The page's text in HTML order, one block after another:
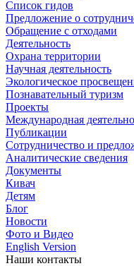
Список гидов
Предложение о
Обращение с отходами
Деятельность
Охрана территории
Научная деятельность
Экологическое
Познавательный туризм
Проекты
Международная
Публикации
Сотрудничество и
Аналитические сведения
Документы
Кивач
Детям
Блог
Новости
Фото и Видео
English Version
Наши контакты